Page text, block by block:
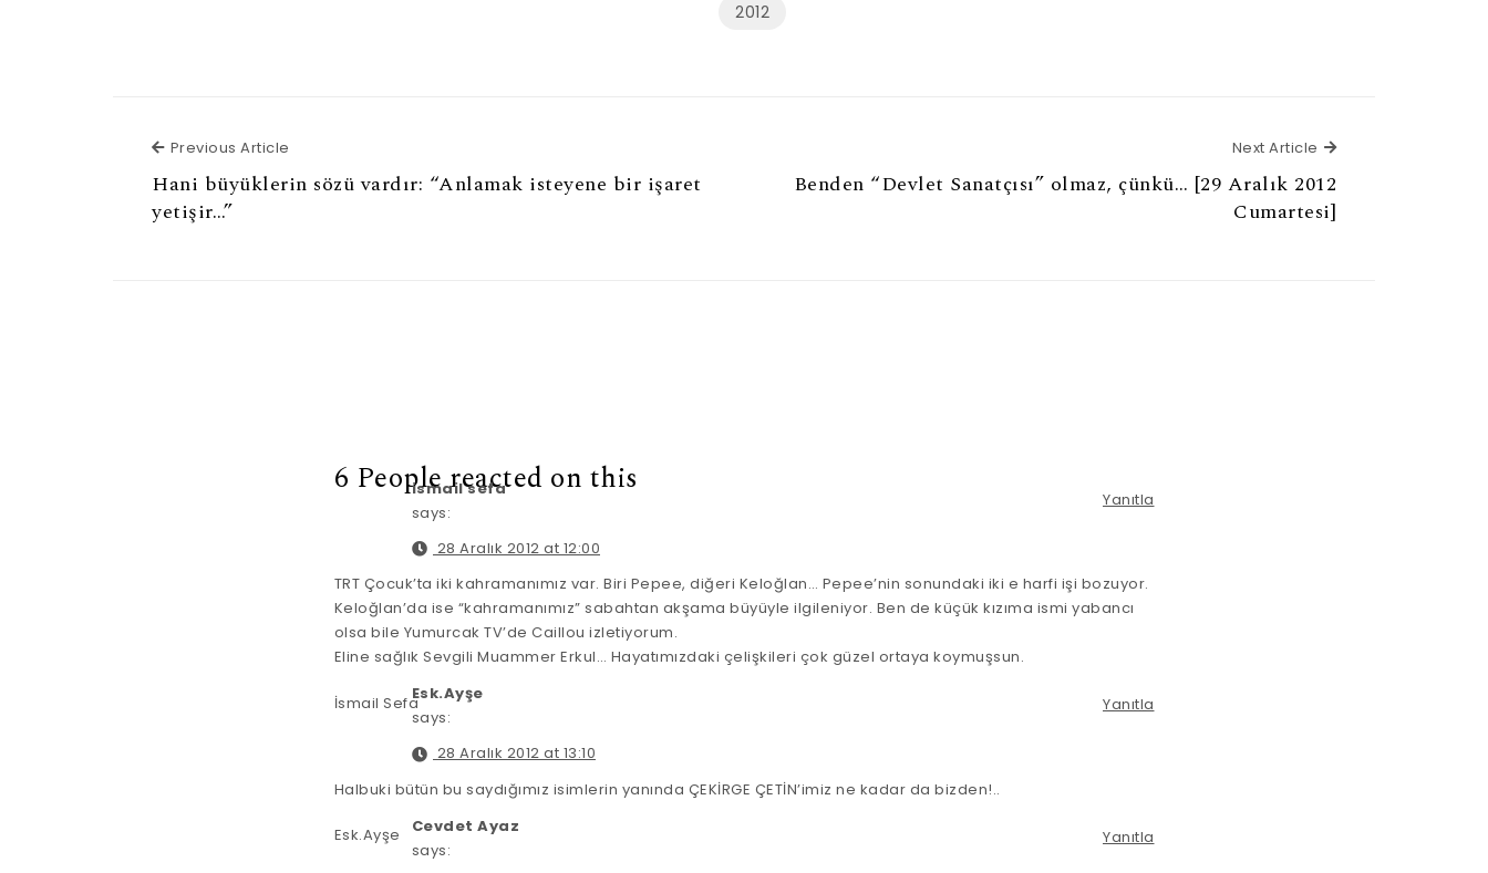
2012
Previous Article
Hani büyüklerin sözü vardır: “Anlamak isteyene bir işaret
yetişir…”
Next Article Next Article
Benden “Devlet Sanatçısı” olmaz, çünkü… [29 Aralık 2012
Cumartesi]
6 People reacted on this Yanıtla
ismail sefa
says:
28 Aralık 2012 at 12:00
TRT Çocuk’ta iki kahramanımız var. Biri Pepee, diğeri Keloğlan… Pepee’nin sonundaki iki e harfi işi bozuyor.
Keloğlan’da ise “kahramanımız” sabahtan akşama büyüyle ilgileniyor. Ben de küçük kızıma ismi yabancı
olsa bile Yumurcak TV’de Caillou izletiyorum.
Eline sağlık Sevgili Muammer Erkul… Hayatımızdaki çelişkileri çok güzel ortaya koymuşsun.
İsmail Sefa Yanıtla
Esk.Ayşe
says:
28 Aralık 2012 at 13:10
Halbuki bütün bu saydığımız isimlerin yanında ÇEKİRGE ÇETİN’imiz ne kadar da bizden!..
Esk.Ayşe Yanıtla
Cevdet Ayaz
says: